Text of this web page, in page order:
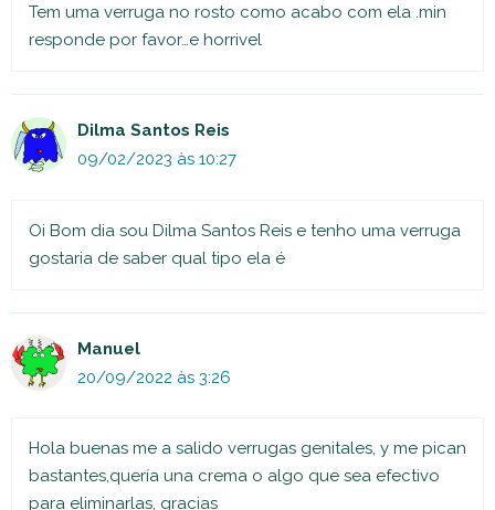
Tem uma verruga no rosto como acabo com ela .min
responde por favor…e horrivel
Dilma Santos Reis
09/02/2023 às 10:27
Oi Bom dia sou Dilma Santos Reis e tenho uma verruga
gostaria de saber qual tipo ela é
Manuel
20/09/2022 às 3:26
Hola buenas me a salido verrugas genitales, y me pican
bastantes,quería una crema o algo que sea efectivo
para eliminarlas, gracias